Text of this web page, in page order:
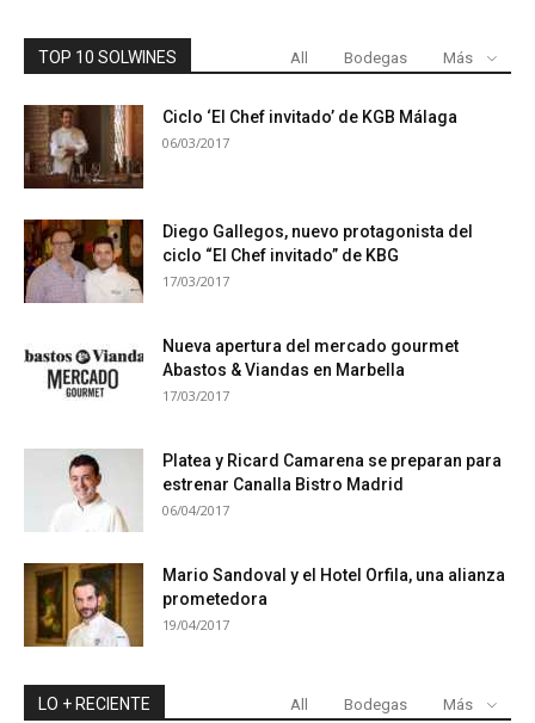
TOP 10 SOLWINES All Bodegas Más
Ciclo ‘El Chef invitado’ de KGB Málaga
06/03/2017
Diego Gallegos, nuevo protagonista del
ciclo “El Chef invitado” de KBG
17/03/2017
Nueva apertura del mercado gourmet
Abastos & Viandas en Marbella
17/03/2017
Platea y Ricard Camarena se preparan para
estrenar Canalla Bistro Madrid
06/04/2017
Mario Sandoval y el Hotel Orfila, una alianza
prometedora
19/04/2017
LO + RECIENTE All Bodegas Más